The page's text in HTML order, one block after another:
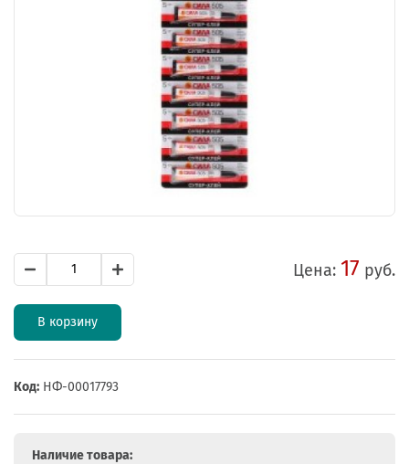
Цена: 17 руб.
В корзину
Код: НФ-00017793
Наличие товара: